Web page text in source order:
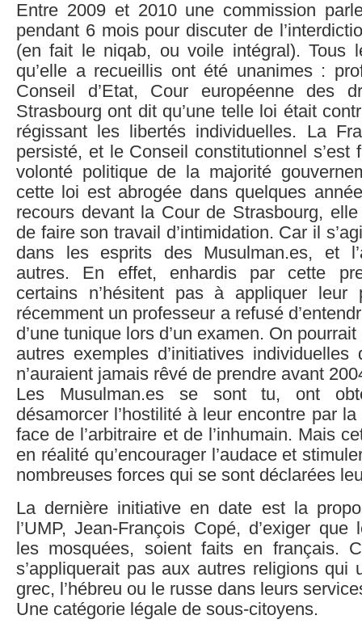
Entre 2009 et 2010 une commission
pendant 6 mois pour discuter de
(en fait le niqab, ou voile intégral). Tous
qu’elle a recueillis ont été unanimes :
Conseil d’Etat, Cour européenne des
Strasbourg ont dit qu’une telle loi était
régissant les libertés individuelles. La
persisté, et le Conseil constitutionnel s’est
volonté politique de la majorité
cette loi est abrogée dans quelques
recours devant la Cour de Strasbourg,
de faire son travail d’intimidation. Car il
dans les esprits des Musulman.es, et
autres. En effet, enhardis par cette
certains n’hésitent pas à appliquer
récemment un professeur a refusé
d’une tunique lors d’un examen. On
autres exemples d’initiatives individuelles
n’auraient jamais rêvé de prendre avant
Les Musulman.es se sont tu, ont
désamorcer l’hostilité à leur encontre par
face de l’arbitraire et de l’inhumain. Mais
en réalité qu’encourager l’audace et
nombreuses forces qui se sont déclarées
La dernière initiative en date est la
l’UMP, Jean-François Copé, d’exiger
les mosquées, soient faits en français.
s’appliquerait pas aux autres religions qui
grec, l’hébreu ou le russe dans leurs
Une catégorie légale de sous-citoyens.